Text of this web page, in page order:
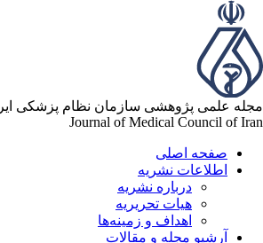
علمی پژوهشی سازمان نظام پزشکی ایران
Journal of Medical Council of
صفحه اصلی
اطلاعات نشریه
درباره نشریه
هیات تحریریه
اهداف و زمینه‌ها
آرشیو مجله و مقالات